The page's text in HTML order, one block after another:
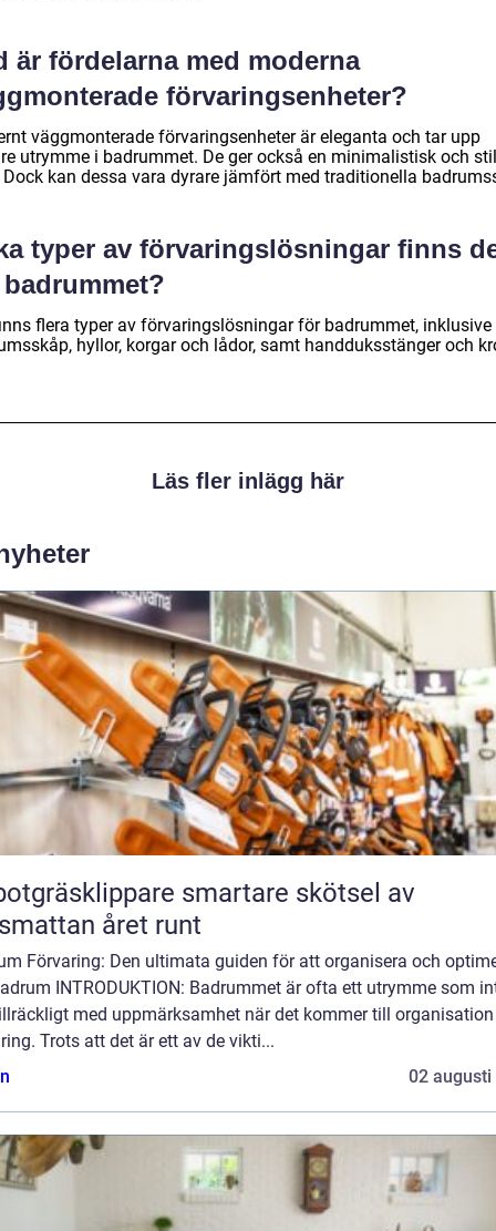
är fördelarna med moderna
förvaringsenheter?
väggmonterade förvaringsenheter är eleganta och tar upp
utrymme i badrummet. De ger också en minimalistisk och
kan dessa vara dyrare jämfört med traditionella
typer av förvaringslösningar finns
flera typer av förvaringslösningar för badrummet, inklusive
hyllor, korgar och lådor, samt handduksstänger och
Läs fler inlägg här
smartare skötsel av
året runt
Förvaring: Den ultimata guiden för att organisera och
INTRODUKTION: Badrummet är ofta ett utrymme som
med uppmärksamhet när det kommer till
Trots att det är ett av de vikti...
02 augusti